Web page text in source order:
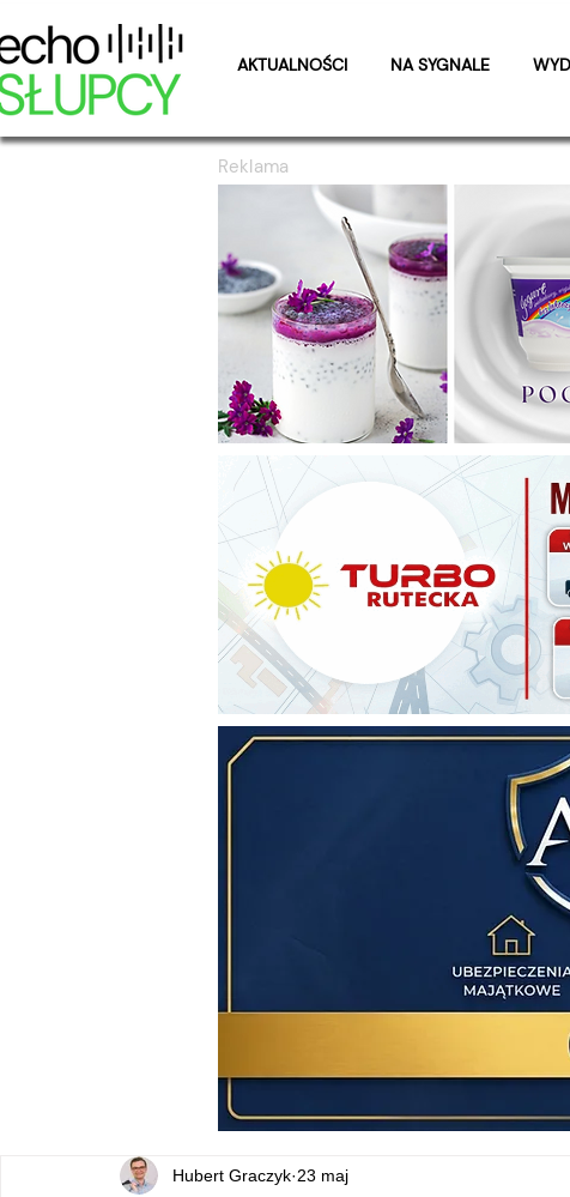
AKTUALNOŚCI NA SYGNALE
Reklama
Hubert Graczyk 23 maj